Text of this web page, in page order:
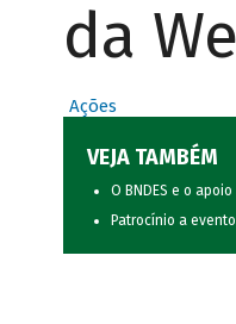
da
Ações
VEJA TAMBÉM
O BNDES e o
Patrocínio a